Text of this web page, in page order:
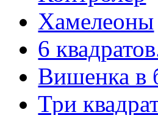
Хамелеоны
6
Вишенка в
Три